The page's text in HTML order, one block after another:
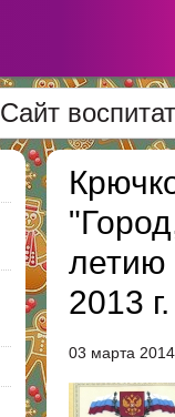
Сайт
летию
2013 г.
03 марта 2014